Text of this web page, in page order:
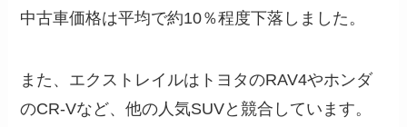
中古車価格は平均で約10％程度下落しました。
また、エクストレイルはトヨタのRAV4やホンダ
のCR-Vなど、他の人気SUVと競合しています。